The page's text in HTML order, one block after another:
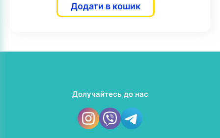
Додати в кошик
Долучайтесь до нас